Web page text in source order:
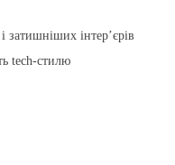
затишніших інтер’єрів
tech-стилю